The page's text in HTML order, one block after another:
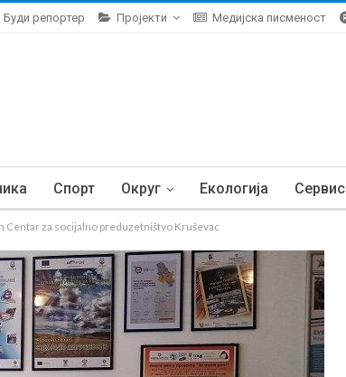
Буди репортер Пројекти Медијска писменост
Спорт Округ Екологија Сервис
Centar za socijalno preduzetništvo Kruševac